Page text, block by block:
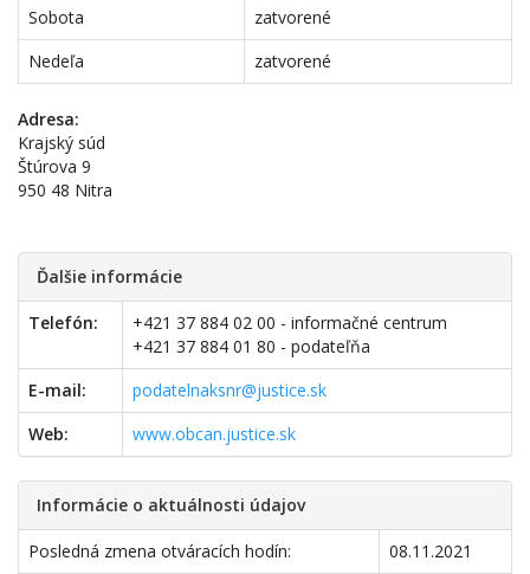
Sobota
zatvorené
Nedeľa
zatvorené
Adresa:
Krajský súd
Štúrova 9
950 48 Nitra
Ďalšie informácie
Telefón:
+421 37 884 02 00 - informačné centrum
+421 37 884 01 80 - podateľňa
E-mail:
podatelnaksnr@justice.sk
Web:
www.obcan.justice.sk
Informácie o aktuálnosti údajov
Posledná zmena otváracích hodín:
08.11.2021